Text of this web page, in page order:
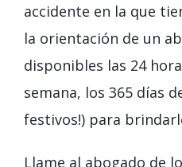
accidente en la que
la orientación de un
disponibles las 24
semana, los 365 días
festivos!) para
Llame al abogado de